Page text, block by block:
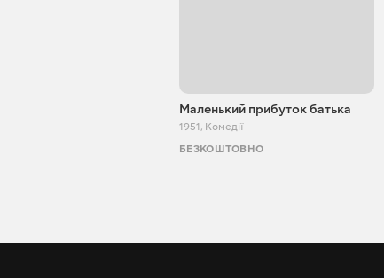
Маленький прибуток батька
1951, Комедії
БЕЗКОШТОВНО